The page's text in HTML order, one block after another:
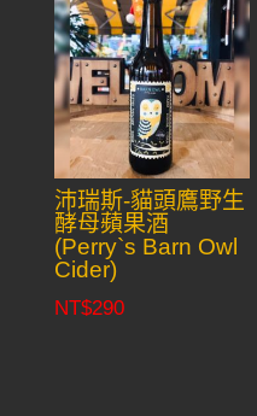
沛瑞斯-貓頭鷹野生
酵母蘋果酒
(Perry`s Barn Owl
Cider)
NT$290